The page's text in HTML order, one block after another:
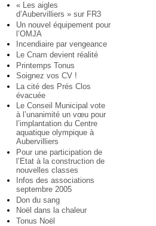
« Les aigles
d’Aubervilliers » sur FR3
Un nouvel équipement pour
l’OMJA
Incendiaire par vengeance
Le Cnam devient réalité
Printemps Tonus
Soignez vos CV !
La cité des Prés Clos
évacuée
Le Conseil Municipal vote
à l’unanimité un vœu pour
l’implantation du Centre
aquatique olympique à
Aubervilliers
Pour une participation de
l’Etat à la construction de
nouvelles classes
Infos des associations
septembre 2005
Don du sang
Noël dans la chaleur
Tonus Noël